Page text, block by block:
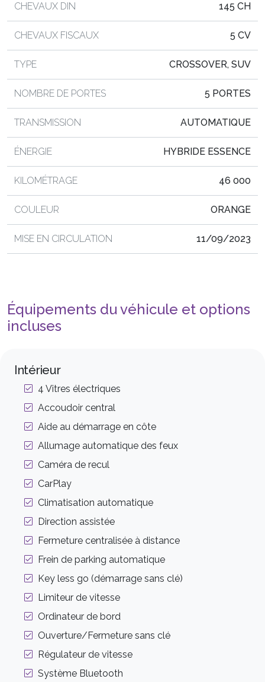
CHEVAUX DIN 145 CH
CHEVAUX FISCAUX 5 CV
TYPE CROSSOVER, SUV
NOMBRE DE PORTES 5 PORTES
TRANSMISSION AUTOMATIQUE
ÉNERGIE HYBRIDE ESSENCE
KILOMÉTRAGE 46 000
COULEUR ORANGE
MISE EN CIRCULATION 11/09/2023
Équipements du véhicule et options
incluses
Intérieur
4 Vitres électriques
Accoudoir central
Aide au démarrage en côte
Allumage automatique des feux
Caméra de recul
CarPlay
Climatisation automatique
Direction assistée
Fermeture centralisée à distance
Frein de parking automatique
Key less go (démarrage sans clé)
Limiteur de vitesse
Ordinateur de bord
Ouverture/Fermeture sans clé
Régulateur de vitesse
Système Bluetooth